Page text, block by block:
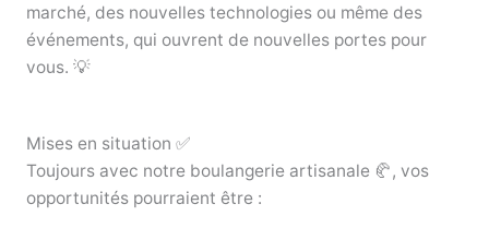
marché, des nouvelles technologies ou même des
événements, qui ouvrent de nouvelles portes pour
vous. 💡
Mises en situation ✅
Toujours avec notre boulangerie artisanale 🥐, vos
opportunités pourraient être :